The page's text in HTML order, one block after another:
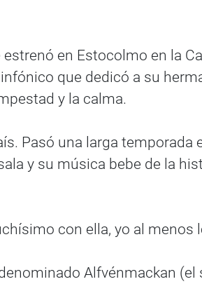
estrenó en Estocolmo en la
que dedicó a su
y la calma.
Pasó una larga temporada
y su música bebe de la
con ella, yo al menos
Alfvénmackan (el